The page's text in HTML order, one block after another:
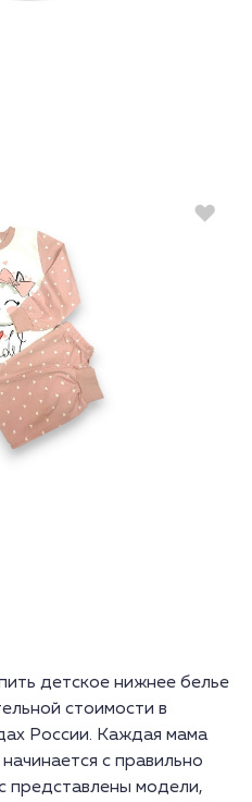
детское нижнее белье
стоимости в
России. Каждая мама
с правильно
представлены модели,